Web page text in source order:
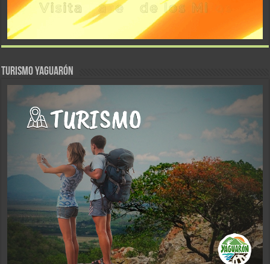
TURISMO YAGUARÓN